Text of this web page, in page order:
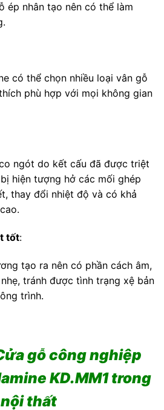
ép nhân tạo nên có thể làm
có thể chọn nhiều loại vân gỗ
phù hợp với mọi không gian
ngót do kết cấu đã được triệt
hiện tượng hở các mối ghép
thay đổi nhiệt độ và có khả
tốt:
tạo ra nên có phần cách âm,
tránh được tình trạng xệ bản
trình.
gỗ công nghiệp
KD.MM1trong
nội thất